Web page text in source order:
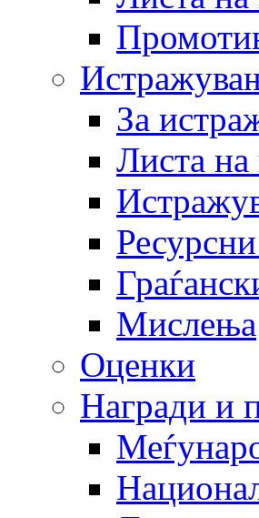
За
Листа
Мислења
Оценки
Награди и